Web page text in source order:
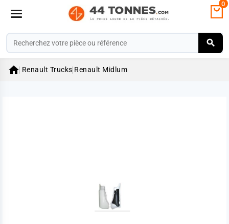
0
 Renault Trucks Renault Midlum